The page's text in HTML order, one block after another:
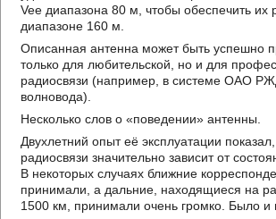
Vee диапазона 80 м, чтобы обеспечить их
диапазоне 160 м.
Описанная антенна может быть успешно
только для любительской, но и для
радиосвязи (например, в системе ОАО
волновода).
Несколько слов о «поведении» антенны.
Двухлетний опыт её эксплуатации
радиосвязи значительно зависит от
В некоторых случаях ближние
принимали, а дальние, находящиеся на
1500 км, принимали очень громко. Было и